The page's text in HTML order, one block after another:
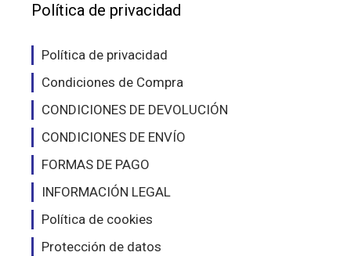
Política de privacidad
Política de privacidad
Condiciones de Compra
CONDICIONES DE DEVOLUCIÓN
CONDICIONES DE ENVÍO
FORMAS DE PAGO
INFORMACIÓN LEGAL
Política de cookies
Protección de datos